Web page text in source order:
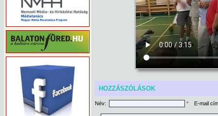
HOZZÁSZÓLÁSOK
Név: * E-mail